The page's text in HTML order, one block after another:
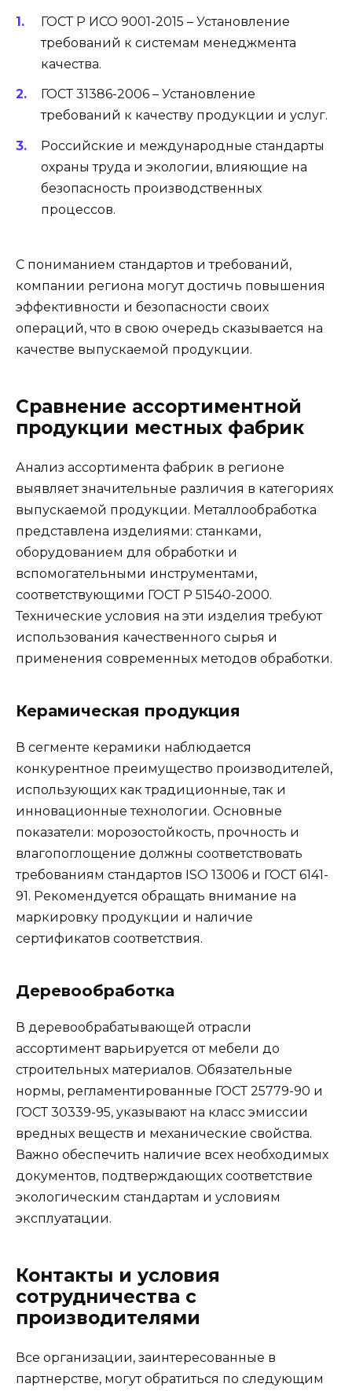
ГОСТ Р ИСО 9001-2015 – Установление
требований к системам менеджмента
качества.
ГОСТ 31386-2006 – Установление
требований к качеству продукции и услуг.
Российские и международные стандарты
охраны труда и экологии, влияющие на
безопасность производственных
процессов.
С пониманием стандартов и требований,
компании региона могут достичь повышения
эффективности и безопасности своих
операций, что в свою очередь сказывается на
качестве выпускаемой продукции.
Сравнение ассортиментной
продукции местных фабрик
Анализ ассортимента фабрик в регионе
выявляет значительные различия в категориях
выпускаемой продукции. Металлообработка
представлена изделиями: станками,
оборудованием для обработки и
вспомогательными инструментами,
соответствующими ГОСТ Р 51540-2000.
Технические условия на эти изделия требуют
использования качественного сырья и
применения современных методов обработки.
Керамическая продукция
В сегменте керамики наблюдается
конкурентное преимущество производителей,
использующих как традиционные, так и
инновационные технологии. Основные
показатели: морозостойкость, прочность и
влагопоглощение должны соответствовать
требованиям стандартов ISO 13006 и ГОСТ 6141-
91. Рекомендуется обращать внимание на
маркировку продукции и наличие
сертификатов соответствия.
Деревообработка
В деревообрабатывающей отрасли
ассортимент варьируется от мебели до
строительных материалов. Обязательные
нормы, регламентированные ГОСТ 25779-90 и
ГОСТ 30339-95, указывают на класс эмиссии
вредных веществ и механические свойства.
Важно обеспечить наличие всех необходимых
документов, подтверждающих соответствие
экологическим стандартам и условиям
эксплуатации.
Контакты и условия
сотрудничества с
производителями
Все организации, заинтересованные в
партнерстве, могут обратиться по следующим